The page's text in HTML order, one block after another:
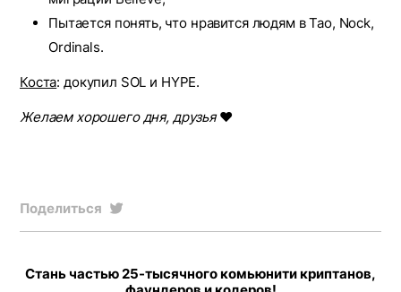
Пытается понять, что нравится людям в Tao, Nock,
Ordinals.
Коста: докупил SOL и HYPE.
Желаем хорошего дня, друзья❤️
Поделиться
Стань частью 25-тысячного комьюнити криптанов,